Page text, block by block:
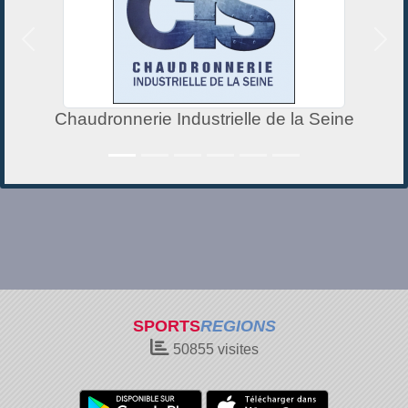
Chaudronnerie Industrielle de la Seine
SPORTSREGIONS
50855visites